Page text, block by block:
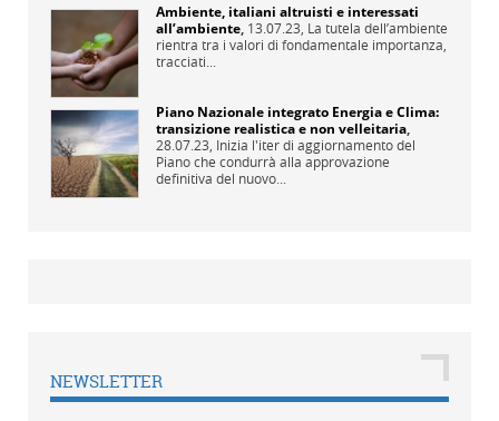
Ambiente, italiani altruisti e interessati
all’ambiente, 13.07.23, La tutela dell’ambiente
rientra tra i valori di fondamentale importanza,
tracciati...
Piano Nazionale integrato Energia e Clima:
transizione realistica e non velleitaria,
28.07.23, Inizia l'iter di aggiornamento del
Piano che condurrà alla approvazione
definitiva del nuovo...
NEWSLETTER